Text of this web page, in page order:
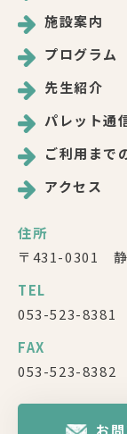
施設案内
プログラム
先生紹介
パレット通
ご利用まで
アクセス
住所
〒431-0301 静
TEL
053-523-8381
FAX
053-523-8382